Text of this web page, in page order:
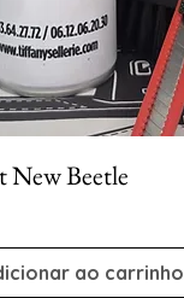
New Beetle
ao carrinho